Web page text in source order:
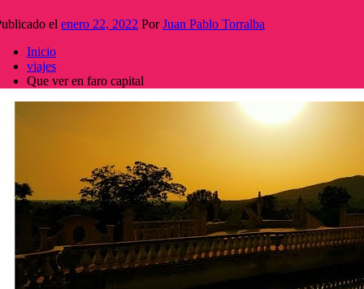
el enero 22, 2022 PorJuan Pablo Torralba
Inicio
viajes
Que ver en faro capital